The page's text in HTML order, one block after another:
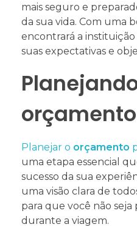
mais seguro e
da sua vida. Com uma
encontrará a
suas expectativas e
orçamento
Planejar o orçamento
uma etapa essencial
sucesso da sua
uma visão clara de
para que você não
durante a viagem.